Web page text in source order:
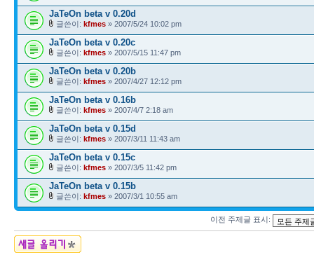
JaTeOn beta v 0.20d
글쓴이: kfmes » 2007/5/24 10:02 pm
JaTeOn beta v 0.20c
글쓴이: kfmes » 2007/5/15 11:47 pm
JaTeOn beta v 0.20b
글쓴이: kfmes » 2007/4/27 12:12 pm
JaTeOn beta v 0.16b
글쓴이: kfmes » 2007/4/7 2:18 am
JaTeOn beta v 0.15d
글쓴이: kfmes » 2007/3/11 11:43 am
JaTeOn beta v 0.15c
글쓴이: kfmes » 2007/3/5 11:42 pm
JaTeOn beta v 0.15b
글쓴이: kfmes » 2007/3/1 10:55 am
이전 주제글 표시:
새 주제글 올리기